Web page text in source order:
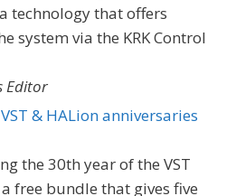
technology that offers
system via the KRK Control
Editor
& HALion anniversaries
the 30th year of the VST
free bundle that gives five